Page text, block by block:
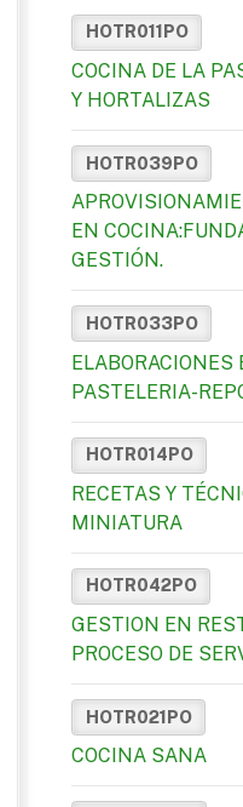
HOTR011PO
COCINA DE LA
Y HORTALIZAS
HOTR039PO
EN
GESTIÓN.
HOTR033PO
ELABORACIONES
PASTELERIA-
HOTR014PO
RECETAS Y
MINIATURA
HOTR042PO
GESTION EN
PROCESO DE
HOTR021PO
COCINA SANA